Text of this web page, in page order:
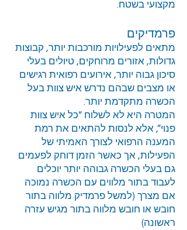
מקצועי בשטח.
פרמדיקים
מתאים לפעילויות מורכבות יותר, קבוצות
גדולות, אזורים מרוחקים, טיולים בעלי
סיכון גבוה יותר, אירועים רפואית רגישים
או מצבים שבהם נדרש איש צוות בעל
הכשרה מתקדמת יותר.
המטרה היא לא לשלוח “כל איש צוות
פנוי”, אלא לנסות להתאים את רמת
המענה הרפואי לצורך האמיתי של
הפעילות, אך כאשר הזמן דוחק לפעמים
גם בעלי הכשרה גבוהה יותר יוכלים
לעבוד בתור מלווים עם הכשרה נמוכה
אם מצרך (למשל פרמדיק מלווה בתור
חובש או חובש מלווה בתור מגיש עזרה
ראשונה)